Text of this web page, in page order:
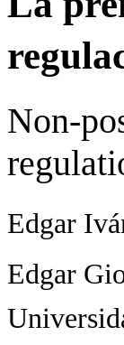
Non-
Edgar
Edgar